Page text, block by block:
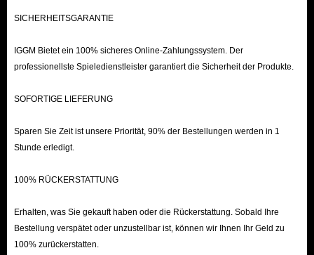
SICHERHEITSGARANTIE
IGGM Bietet ein 100% sicheres Online-Zahlungssystem. Der
professionellste Spieledienstleister garantiert die Sicherheit der Produkte.
SOFORTIGE LIEFERUNG
Sparen Sie Zeit ist unsere Priorität, 90% der Bestellungen werden in 1
Stunde erledigt.
100% RÜCKERSTATTUNG
Erhalten, was Sie gekauft haben oder die Rückerstattung. Sobald Ihre
Bestellung verspätet oder unzustellbar ist, können wir Ihnen Ihr Geld zu
100% zurückerstatten.